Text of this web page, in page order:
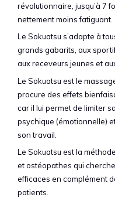
révolutionnaire, jusqu’à 7
nettement moins fatiguant.
Le Sokuatsu s’adapte à
grands gabarits, aux
aux receveurs jeunes et
Le Sokuatsu est le
procure des effets
car il lui permet de limiter
psychique (émotionnelle)
son travail.
Le Sokuatsu est la
et ostéopathes qui
efficaces en complément
patients.